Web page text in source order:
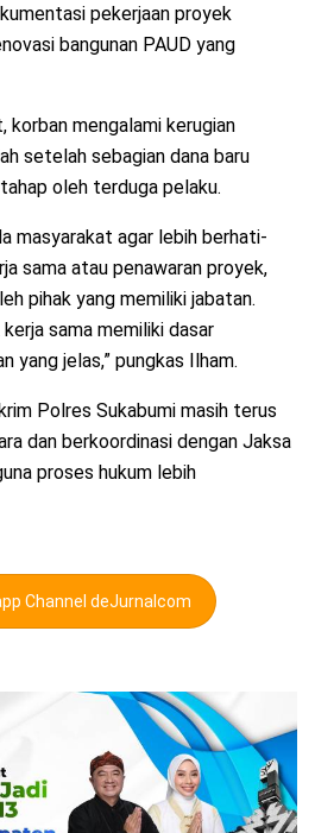
pekerjaan proyek
bangunan PAUD yang
mengalami kerugian
setelah sebagian dana baru
oleh terduga pelaku.
masyarakat agar lebih berhati-
sama atau penawaran proyek,
pihak yang memiliki jabatan.
sama memiliki dasar
yang jelas,” pungkas Ilham.
Polres Sukabumi masih terus
dan berkoordinasi dengan Jaksa
proses hukum lebih
Channel deJurnalcom